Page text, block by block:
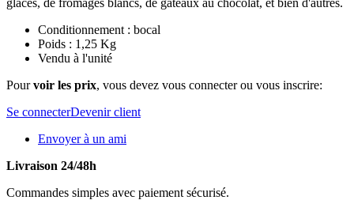
Conditionnement : bocal
Poids : 1,25 Kg
Vendu à l'unité
Pourvoir les prix, vous devez vous connecter ou vous inscrire:
Se connecterDevenir client
Envoyer à un ami
Livraison 24/48h
Commandes simples avec paiement sécurisé.